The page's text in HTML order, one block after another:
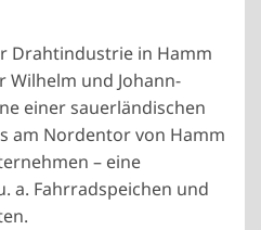
Drahtindustrie in Hamm
und Johann-
einer sauerländischen
am Nordentor von Hamm
– eine
a. Fahrradspeichen und